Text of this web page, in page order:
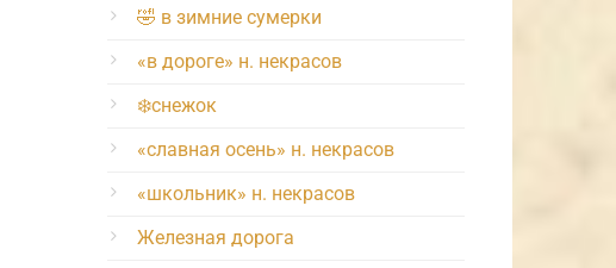
🤣 в зимние сумерки
«в дороге» н. некрасов
❄️снежок
«славная осень» н. некрасов
«школьник» н. некрасов
Железная дорога